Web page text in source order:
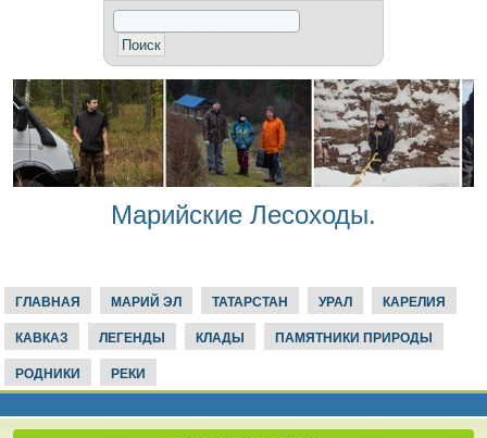
Марийские Лесоходы.
ГЛАВНАЯ МАРИЙ ЭЛ ТАТАРСТАН УРАЛ КАРЕЛИЯ
КАВКАЗ ЛЕГЕНДЫ КЛАДЫ ПАМЯТНИКИ ПРИРОДЫ
РОДНИКИ РЕКИ